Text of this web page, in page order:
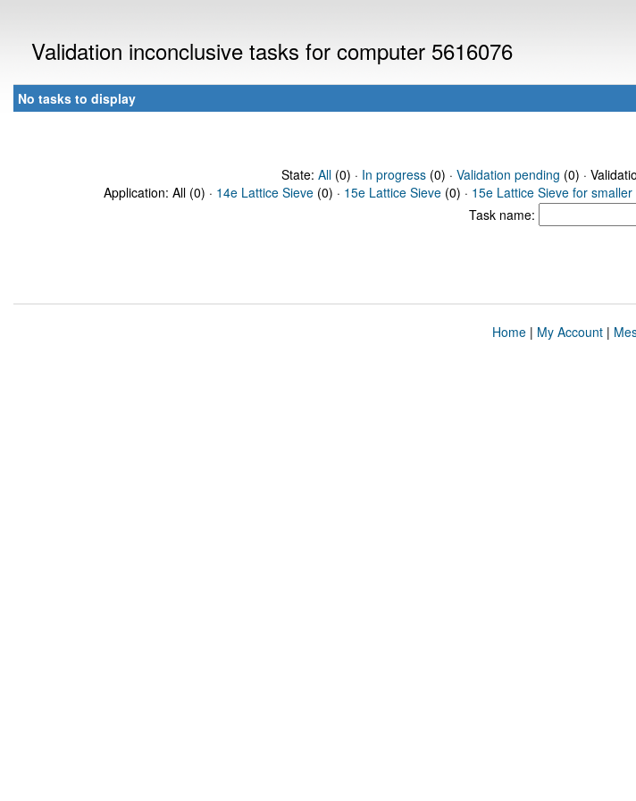
Validation inconclusive tasks for computer 5616076
No tasks to display
State: All(0) · In progress(0) · Validation pending (0) ·
Application: All (0) · 14e Lattice Sieve (0) · 15e Lattice Sieve (0) · 15e Lattice Sieve for
Task name:
Home| My Account|